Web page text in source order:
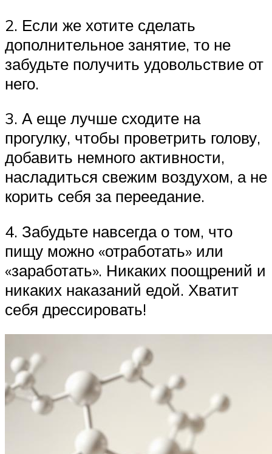
2. Если же хотите сделать
дополнительное занятие, то не
забудьте получить удовольствие от
него.
3. А еще лучше сходите на
прогулку, чтобы проветрить голову,
добавить немного активности,
насладиться свежим воздухом, а не
корить себя за переедание.
4. Забудьте навсегда о том, что
пищу можно «отработать» или
«заработать». Никаких поощрений и
никаких наказаний едой. Хватит
себя дрессировать!